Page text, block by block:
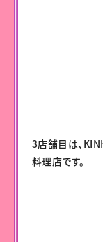
3店舗目は、
料理店です。